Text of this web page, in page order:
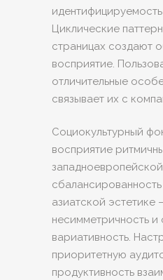
Циклические
страницах создают
восприятие.
отличительные
связывает их с
Социокультурный
восприятие
западноевропейской
азиатской эстетике
несимметричность и
вариативность.
приоритетную
продуктивность